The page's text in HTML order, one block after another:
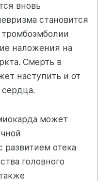
вновь
становится
наложения на
Смерть в
наступить и от
может
развитием отека
головного